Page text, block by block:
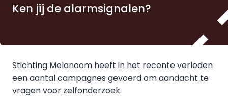
Ken jij de alarmsignalen?
Stichting Melanoom heeft in het recente verleden
een aantal campagnes gevoerd om aandacht te
vragen voor zelfonderzoek.